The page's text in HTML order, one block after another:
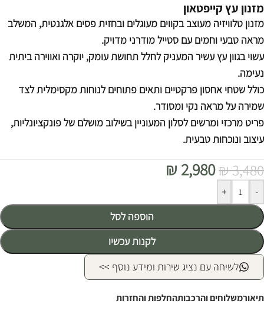
מזנון עץ קייפטאון
מזנון טלוויזיה מעוצב בקווים מעוגלים ובחזית פסים אלגנטית, המשלב
מראה טבעי וחמים עם סטייל מודרני מדויק.
עשוי בגוון עץ עשיר המעניק לחלל תחושת עומק, יוקרה ואווירה ביתית
נעימה.
כולל שטחי אחסון פרקטיים ותאים פתוחים לנוחות מקסימלית לצד
שמירה על מראה נקי ומסודר.
פריט מרכזי ומרשים לסלון המעוניין בשילוב מושלם של פונקציונליות,
עיצוב ונוכחות טבעית.
₪3,480
₪ 2,980
-
+
הוספה לסל
לקנות עכשיו
Alternative:
לשיחה עם נציג שירות ומידע נוסף >>
תיאורמשלוחים והרכבותהחלפות והחזרות